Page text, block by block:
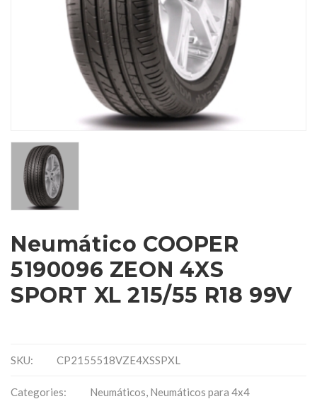
Neumático COOPER
5190096 ZEON 4XS
SPORT XL 215/55 R18 99V
SKU: CP2155518VZE4XSSPXL
Categories: Neumáticos, Neumáticos para 4x4